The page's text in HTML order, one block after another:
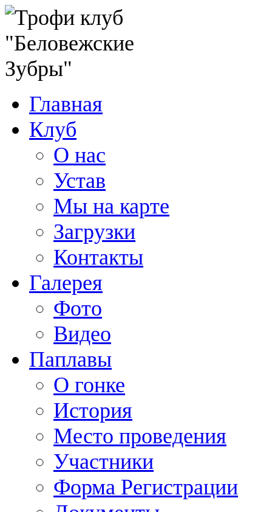
Главная
Клуб
О нас
Устав
Мы на карте
Загрузки
Контакты
Галерея
Фото
Видео
Паплавы
О гонке
История
Место проведения
Участники
Форма Регистрации